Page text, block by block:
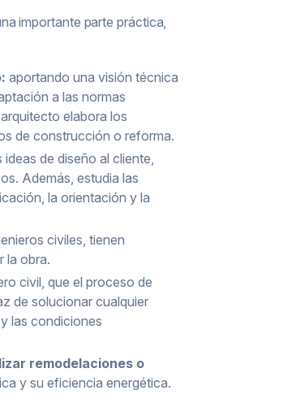
importante parte práctica,
aportando una visión técnica
a las normas
elabora los
de construcción o reforma.
de diseño al cliente,
Además, estudia las
la orientación y la
civiles, tienen
la obra.
civil, que el proceso de
de solucionar cualquier
las condiciones
remodelaciones o
y su eficiencia energética.